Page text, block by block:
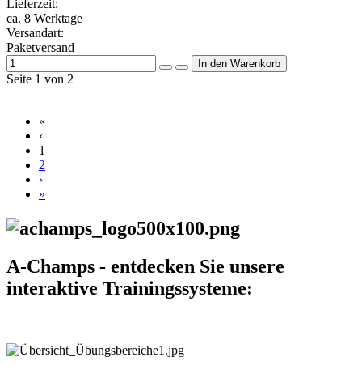
Lieferzeit:
ca. 8 Werktage
Versandart:
Paketversand
Seite 1 von 2
«
‹
1
2
›
»
A-Champs - entdecken Sie unsere
interaktive Trainingssysteme: